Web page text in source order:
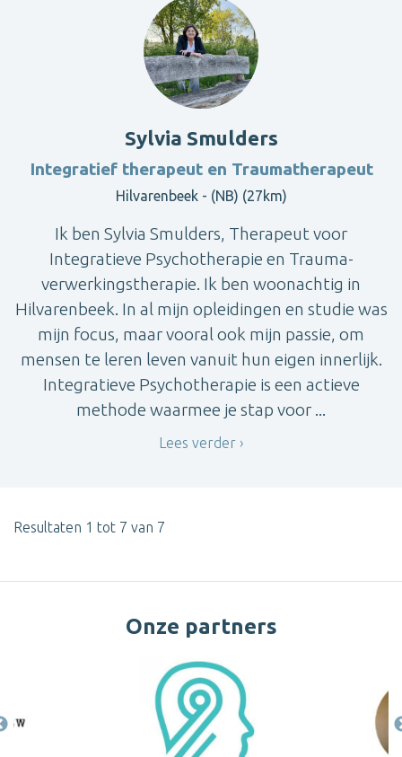
Sylvia Smulders
Integratief therapeut en Traumatherapeut
Hilvarenbeek - (NB) (27km)
Ik ben Sylvia Smulders, Therapeut voor
Integratieve Psychotherapie en Trauma-
verwerkingstherapie. Ik ben woonachtig in
Hilvarenbeek. In al mijn opleidingen en studie was
mijn focus, maar vooral ook mijn passie, om
mensen te leren leven vanuit hun eigen innerlijk.
Integratieve Psychotherapie is een actieve
methode waarmee je stap voor ...
Lees verder
Resultaten 1 tot 7 van 7
Onze partners